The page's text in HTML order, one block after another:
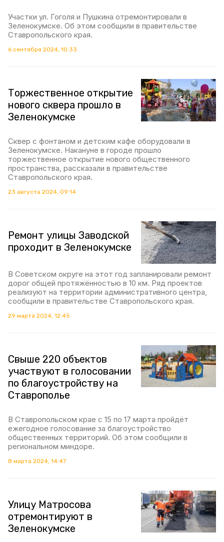
Участки ул. Гоголя и Пушкина отремонтировали в
Зеленокумске. Об этом сообщили в правительстве
Ставропольского края.
6 сентября 2024, 10:33
Торжественное открытие
нового сквера прошло в
Зеленокумске
Сквер с фонтаном и детским кафе оборудовали в
Зеленокумске. Накануне в городе прошло
торжественное открытие нового общественного
пространства, рассказали в правительстве
Ставропольского края.
23 августа 2024, 09:14
Ремонт улицы Заводской
проходит в Зеленокумске
В Советском округе на этот год запланировали ремонт
дорог общей протяжённостью в 10 км. Ряд проектов
реализуют на территории административного центра,
сообщили в правительстве Ставропольского края.
29 марта 2024, 12:45
Свыше 220 объектов
участвуют в голосовании
по благоустройству на
Ставрополье
В Ставропольском крае с 15 по 17 марта пройдёт
ежегодное голосование за благоустройство
общественных территорий. Об этом сообщили в
региональном миндоре.
8 марта 2024, 14:47
Улицу Матросова
отремонтируют в
Зеленокумске